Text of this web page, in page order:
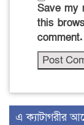
Save my
this
comment.
এ ক্যাটাগরীর